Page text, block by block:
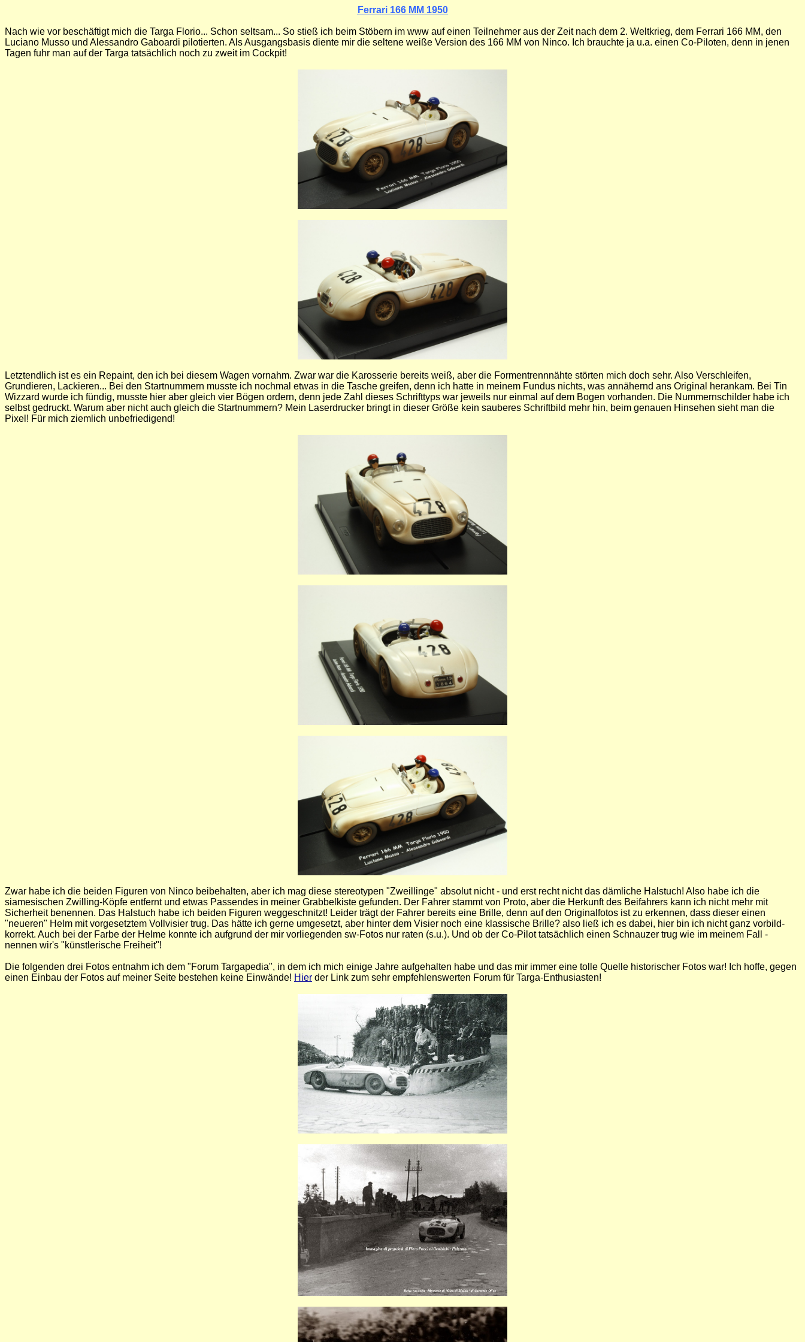
Ferrari 166 MM 1950
Nach wie vor beschäftigt mich die Targa Florio... Schon seltsam... So stieß ich beim Stöbern im www auf einen Teilnehmer aus der Zeit nach dem 2. Weltkrieg, dem Ferrari 166 MM, den
Luciano Musso und Alessandro Gaboardi pilotierten. Als Ausgangsbasis diente mir die seltene weiße Version des 166 MM von Ninco. Ich brauchte ja u.a. einen Co-Piloten, denn in jenen
Tagen fuhr man auf der Targa tatsächlich noch zu zweit im Cockpit!
Letztendlich ist es ein Repaint, den ich bei diesem Wagen vornahm. Zwar war die Karosserie bereits weiß, aber die Formentrennnähte störten mich doch sehr. Also Verschleifen,
Grundieren, Lackieren... Bei den Startnummern musste ich nochmal etwas in die Tasche greifen, denn ich hatte in meinem Fundus nichts, was annähernd ans Original herankam. Bei Tin
Wizzard wurde ich fündig, musste hier aber gleich vier Bögen ordern, denn jede Zahl dieses Schrifttyps war jeweils nur einmal auf dem Bogen vorhanden. Die Nummernschilder habe ich
selbst gedruckt. Warum aber nicht auch gleich die Startnummern? Mein Laserdrucker bringt in dieser Größe kein sauberes Schriftbild mehr hin, beim genauen Hinsehen sieht man die
Pixel! Für mich ziemlich unbefriedigend!
Zwar habe ich die beiden Figuren von Ninco beibehalten, aber ich mag diese stereotypen "Zweillinge" absolut nicht - und erst recht nicht das dämliche Halstuch! Also habe ich die
siamesischen Zwilling-Köpfe entfernt und etwas Passendes in meiner Grabbelkiste gefunden. Der Fahrer stammt von Proto, aber die Herkunft des Beifahrers kann ich nicht mehr mit
Sicherheit benennen. Das Halstuch habe ich beiden Figuren weggeschnitzt! Leider trägt der Fahrer bereits eine Brille, denn auf den Originalfotos ist zu erkennen, dass dieser einen
"neueren" Helm mit vorgesetztem Vollvisier trug. Das hätte ich gerne umgesetzt, aber hinter dem Visier noch eine klassische Brille? also ließ ich es dabei, hier bin ich nicht ganz vorbild-
korrekt. Auch bei der Farbe der Helme konnte ich aufgrund der mir vorliegenden sw-Fotos nur raten (s.u.). Und ob der Co-Pilot tatsächlich einen Schnauzer trug wie im meinem Fall -
nennen wir's "künstlerische Freiheit"!
Die folgenden drei Fotos entnahm ich dem "Forum Targapedia", in dem ich mich einige Jahre aufgehalten habe und das mir immer eine tolle Quelle historischer Fotos war! Ich hoffe, gegen
einen Einbau der Fotos auf meiner Seite bestehen keine Einwände! Hier der Link zum sehr empfehlenswerten Forum für Targa-Enthusiasten!